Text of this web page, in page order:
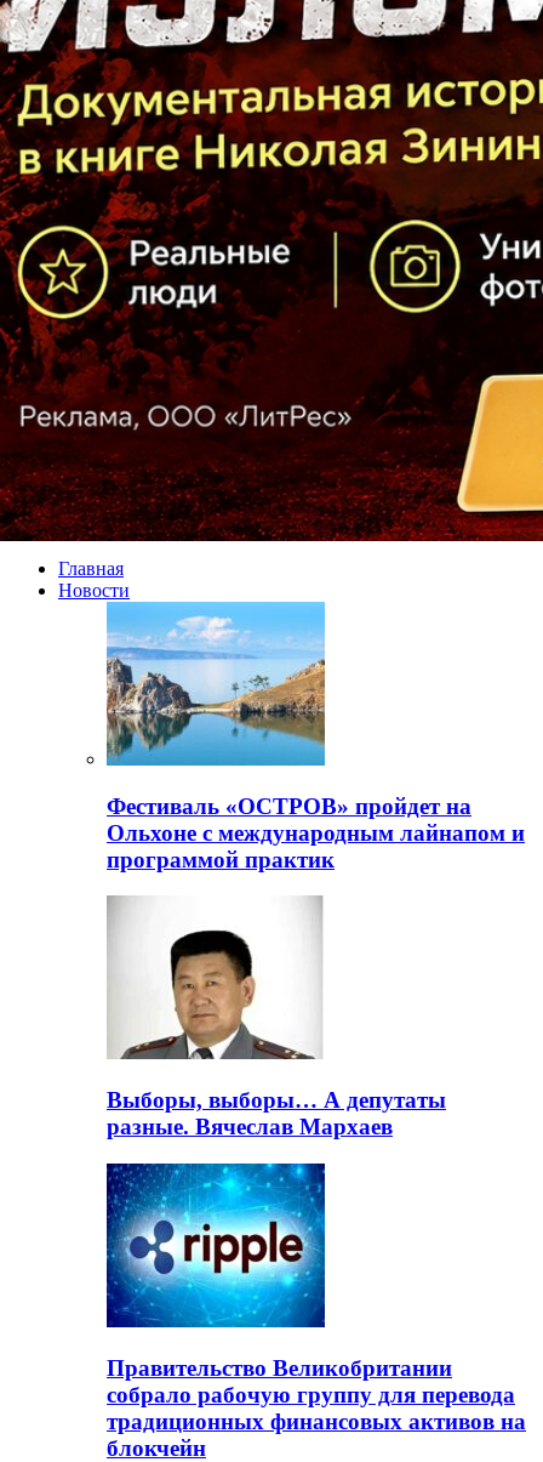
Главная
Новости
Фестиваль «ОСТРОВ» пройдет на
Ольхоне с международным лайнапом и
программой практик
Выборы, выборы… А депутаты
разные. Вячеслав Мархаев
Правительство Великобритании
собрало рабочую группу для перевода
традиционных финансовых активов на
блокчейн